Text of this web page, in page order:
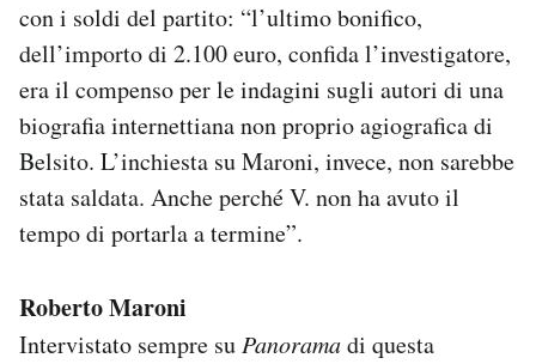
con i soldi del partito: “l’ultimo bonifico,
dell’importo di 2.100 euro, confida l’investigatore,
era il compenso per le indagini sugli autori di una
biografia internettiana non proprio agiografica di
Belsito. L’inchiesta su Maroni, invece, non sarebbe
stata saldata. Anche perché V. non ha avuto il
tempo di portarla a termine”.
Roberto Maroni
Intervistato sempre suPanoramadi questa